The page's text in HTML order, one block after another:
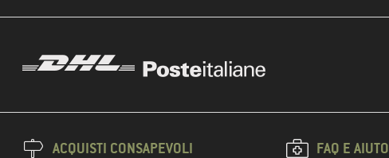
ACQUISTI CONSAPEVOLI FAQ E AIUTO